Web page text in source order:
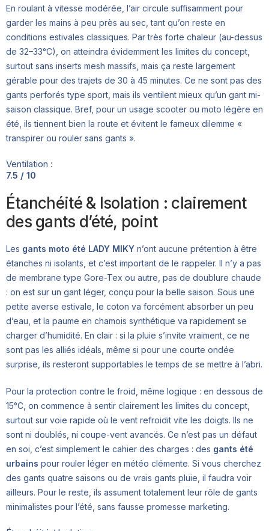
En roulant à vitesse modérée, l’air circule suffisamment pour
garder les mains à peu près au sec, tant qu’on reste en
conditions estivales classiques. Par très forte chaleur (au-dessus
de 32–33°C), on atteindra évidemment les limites du concept,
surtout sans inserts mesh massifs, mais ça reste largement
gérable pour des trajets de 30 à 45 minutes. Ce ne sont pas des
gants perforés type sport, mais ils ventilent mieux qu’un gant mi-
saison classique. Bref, pour un usage scooter ou moto légère en
été, ils tiennent bien la route et évitent le fameux dilemme «
transpirer ou rouler sans gants ».
Ventilation :
7.5 / 10
Étanchéité & Isolation : clairement
des gants d’été, point
Les gants moto été LADY MIKY n’ont aucune prétention à être
étanches ni isolants, et c’est important de le rappeler. Il n’y a pas
de membrane type Gore-Tex ou autre, pas de doublure chaude
: on est sur un gant léger, conçu pour la belle saison. Sous une
petite averse estivale, le coton va forcément absorber un peu
d’eau, et la paume en chamois synthétique va rapidement se
charger d’humidité. En clair : si la pluie s’invite vraiment, ce ne
sont pas les alliés idéals, même si pour une courte ondée
surprise, ils resteront supportables le temps de se mettre à l’abri.
Pour la protection contre le froid, même logique : en dessous de
15°C, on commence à sentir clairement les limites du concept,
surtout sur voie rapide où le vent refroidit vite les doigts. Ils ne
sont ni doublés, ni coupe-vent avancés. Ce n’est pas un défaut
en soi, c’est simplement le cahier des charges : des gants été
urbains pour rouler léger en météo clémente. Si vous cherchez
des gants quatre saisons ou de vrais gants pluie, il faudra voir
ailleurs. Pour le reste, ils assument totalement leur rôle de gants
minimalistes pour l’été, sans fausse promesse marketing.